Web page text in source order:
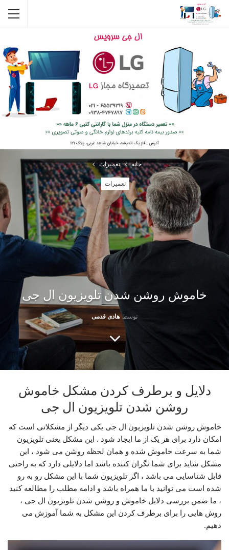
خانه تعمیرات
تعمیرات
خاموش روشن شدن تلویزیون ال جی
توسط هادی قدمی
دلایل و برطرف کردن مشکل خاموش
روشن شدن تلویزیون ال جی
خاموش روشن شدن تلویزیون ال جی یکی دیگر از مشکلاتی است که
امکان دارد برای هر یک از ما ایجاد شود . این مشکل یعنی تلویزیون
شما به سرعت خاموش شده و همان لحظه روشن می شود ، این
مشکل شاید برای شما نگران کننده باشد اما دلایلی دارد که به راحتی
قابل شناسایی می باشد ، اگر تلویزیون شما با این مشکل رو به رو
شده است می توانید با ما همراه باشد و ادامه مطلب را مطالعه کنید
، ما ضمن بررسی دلایل خاموش و روشن شدن تلویزیون ال جی ،
روش هایی را برای برطرف کردن این مشکل به شما آموزش می
دهیم.